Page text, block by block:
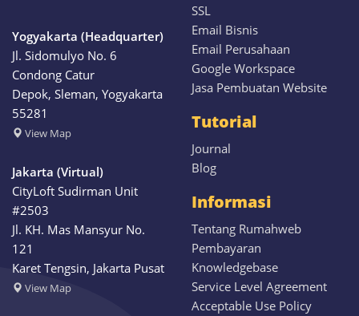
Yogyakarta (Headquarter)
Jl. Sidomulyo No. 6
Condong Catur
Depok, Sleman, Yogyakarta
55281
View Map
Jakarta (Virtual)
CityLoft Sudirman Unit
#2503
Jl. KH. Mas Mansyur No.
121
Karet Tengsin, Jakarta Pusat
View Map
SSL
Email Bisnis
Email Perusahaan
Google Workspace
Jasa Pembuatan Website
Tutorial
Journal
Blog
Informasi
Tentang Rumahweb
Pembayaran
Knowledgebase
Service Level Agreement
Acceptable Use Policy